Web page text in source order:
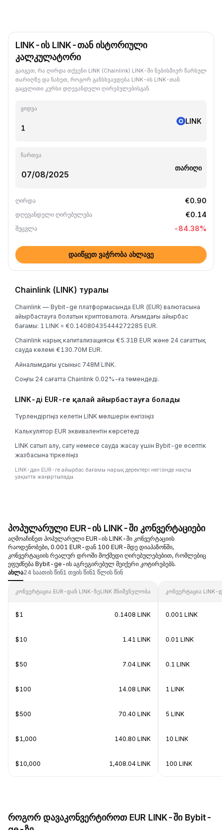
LINK-ის LINK-თან ისტორიული
კალკულატორი
გაიგეთ, რა ღირდა თქვენი LINK (Chainlink) LINK-ში ნებისმიერ წარსულ
თარიღზე და ნახეთ, როგორ განსხვავდება LINK-ის LINK-თან
გაცვლითი კურსი დღევანდელი ღირებულებისგან.
ყიდვა
LINK
ჩართვა
თარიღი
ღირდა €0.90
დღევანდელი ღირებულება €0.14
შეცვლა -84.38%
დაიწყეთ ვაჭრობა ახლავე
Chainlink (LINK) туралы
Chainlink — Bybit-ge платформасында EUR (EUR) валютасына
айырбастауға болатын криптовалюта. Ағымдағы айырбас
бағамы: 1 LINK = €0.14080435444272285 EUR.
Chainlink нарық капитализациясы €5.31B EUR және 24 сағаттық
сауда көлемі €130.70M EUR.
Айналымдағы ұсыныс 748M LINK.
Соңғы 24 сағатта Chainlink 0.02%-ға төмендеді.
LINK-ді EUR-ге қалай айырбастауға болады
Түрлендіргіңіз келетін LINK мөлшерін енгізіңіз
Калькулятор EUR эквивалентін көрсетеді
LINK сатып алу, сату немесе сауда жасау үшін Bybit-ge есептік
жазбасына тіркеліңіз
LINK-дан EUR-ге айырбас бағамы нарық деректері негізінде нақты
уақытта жаңартылады.
პოპულარული EUR-ის LINK-ში კონვერტაციები
აღმოაჩინეთ პოპულარული EUR-ის LINK-ში კონვერტაციის
რაოდენობები, 0.001 EUR-დან 100 EUR-მდე დიაპაზონში,
კონვერტაციის რეალურ დროში მოქმედი ღირებულებებით, რომლებიც
ეფუძნება Bybit-ge-ის აგრეგირებულ მეიქერი კოტირებებს.
ახლა24 საათის წინ1 თვის წინ1 წლის წინ
კონვერტაცია EUR-დან LINK-ზეLINK მნიშვნელობა
$1 0.1408 LINK
$10 1.41 LINK
$50 7.04 LINK
$100 14.08 LINK
$500 70.40 LINK
$1,000 140.80 LINK
$10,000 1,408.04 LINK
კონვერტაცია LINK-
0.001 LINK
0.01 LINK
0.1 LINK
1 LINK
5 LINK
10 LINK
100 LINK
როგორ დავაკონვერტიროთ EUR LINK-ში Bybit-